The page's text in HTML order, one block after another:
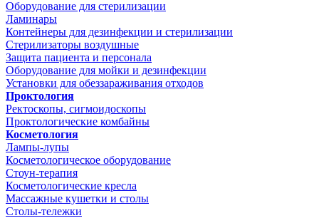
Оборудование для стерилизации
Ламинары
Контейнеры для дезинфекции и стерилизации
Стерилизаторы воздушные
Защита пациента и персонала
Оборудование для мойки и дезинфекции
Установки для обеззараживания отходов
Проктология
Ректоскопы, сигмоидоскопы
Проктологические комбайны
Косметология
Лампы-лупы
Косметологическое оборудование
Стоун-терапия
Косметологические кресла
Массажные кушетки и столы
Столы-тележки